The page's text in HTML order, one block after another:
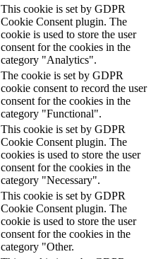
This cookie is set by GDPR
Cookie Consent plugin. The
cookie is used to store the user
consent for the cookies in the
category "Analytics".
The cookie is set by GDPR
cookie consent to record the user
consent for the cookies in the
category "Functional".
This cookie is set by GDPR
Cookie Consent plugin. The
cookies is used to store the user
consent for the cookies in the
category "Necessary".
This cookie is set by GDPR
Cookie Consent plugin. The
cookie is used to store the user
consent for the cookies in the
category "Other.